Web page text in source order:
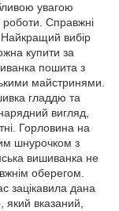
увагою
роботи. Справжні
Найкращий вибір
купити за
пошита з
майстринями.
гладдю та
вигляд,
Горловина на
шнурочком з
вишиванка не
оберегом.
зацікавила дана
який вказаний,